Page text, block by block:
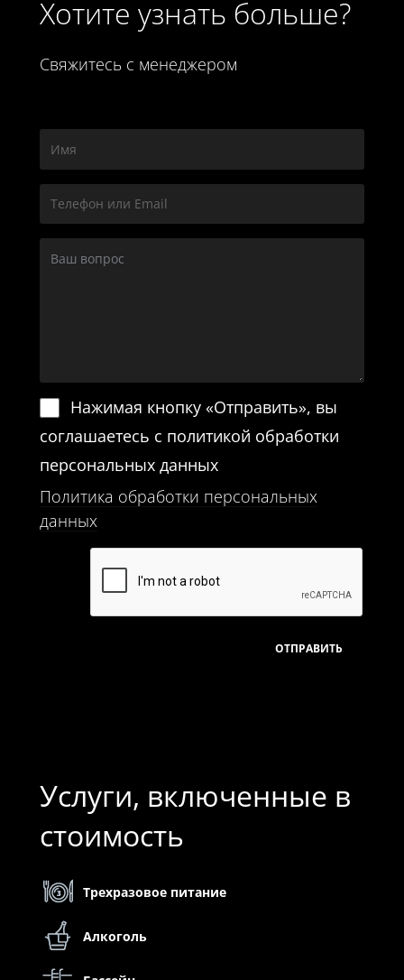
Хотите узнать больше?
Свяжитесь с менеджером
Нажимая кнопку «Отправить», вы
соглашаетесь с политикой обработки
персональных данных
Политика обработки персональных
данных
Услуги, включенные в
стоимость
Трехразовое питание
Алкоголь